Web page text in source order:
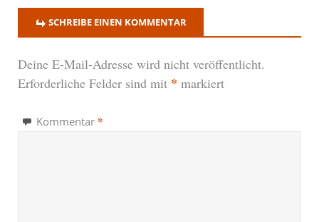
SCHREIBE EINEN KOMMENTAR
Deine E-Mail-Adresse wird nicht veröffentlicht.
Erforderliche Felder sind mit * markiert
Kommentar *